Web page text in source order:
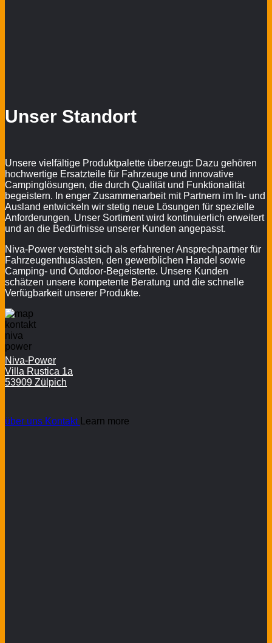
Unser Standort
Unsere vielfältige Produktpalette überzeugt: Dazu gehören
hochwertige Ersatzteile für Fahrzeuge und innovative
Campinglösungen, die durch Qualität und Funktionalität
begeistern. In enger Zusammenarbeit mit Partnern im In- und
Ausland entwickeln wir stetig neue Lösungen für spezielle
Anforderungen. Unser Sortiment wird kontinuierlich erweitert
und an die Bedürfnisse unserer Kunden angepasst.
Niva-Power versteht sich als erfahrener Ansprechpartner für
Fahrzeugenthusiasten, den gewerblichen Handel sowie
Camping- und Outdoor-Begeisterte. Unsere Kunden
schätzen unsere kompetente Beratung und die schnelle
Verfügbarkeit unserer Produkte.
Niva-Power
Villa Rustica 1a
53909 Zülpich
über uns Kontakt Learn more